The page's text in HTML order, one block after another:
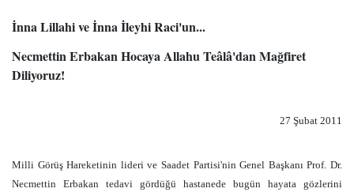
İnna Lillahi ve İnna İleyhi Raci'un...
Necmettin Erbakan Hocaya Allahu Teâlâ'dan Mağfiret
Diliyoruz!
27 Şubat 2011
Milli Görüş Hareketinin lideri ve Saadet Partisi'nin Genel Başkanı Prof. Dr.
Necmettin Erbakan tedavi gördüğü hastanede bugün hayata gözlerini